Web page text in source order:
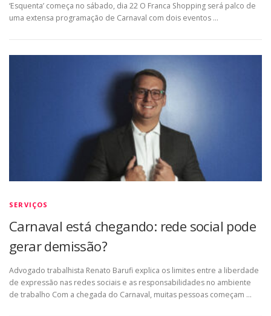
‘Esquenta’ começa no sábado, dia 22 O Franca Shopping será palco de
uma extensa programação de Carnaval com dois eventos …
SERVIÇOS
Carnaval está chegando: rede social pode
gerar demissão?
Advogado trabalhista Renato Barufi explica os limites entre a liberdade
de expressão nas redes sociais e as responsabilidades no ambiente
de trabalho Com a chegada do Carnaval, muitas pessoas começam …